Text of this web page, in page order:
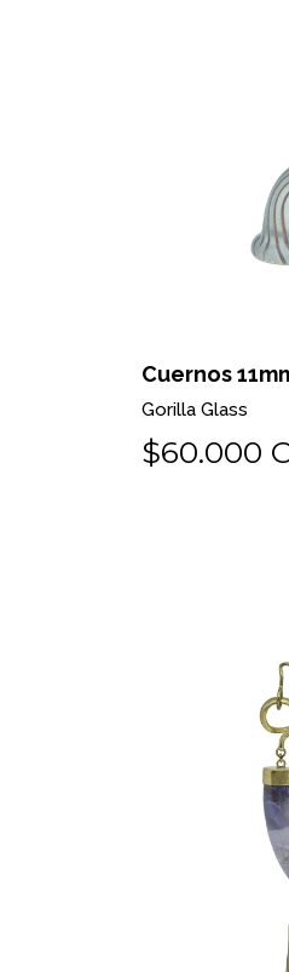
Cuernos
Gorilla Glass
$60.000